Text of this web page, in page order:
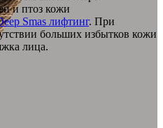
и птоз кожи
Smas лифтинг. При
больших избытков кожи
лица.